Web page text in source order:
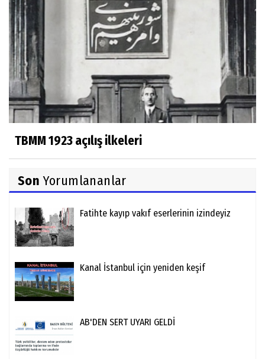
TBMM 1923 açılış ilkeleri
Son Yorumlananlar
Fatihte kayıp vakıf eserlerinin izindeyiz
Kanal İstanbul için yeniden keşif
AB'DEN SERT UYARI GELDİ